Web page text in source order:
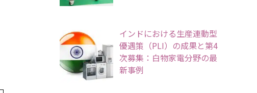
インドにおける生産連動型
優遇策（PLI）の成果と第4
次募集：白物家電分野の最
新事例